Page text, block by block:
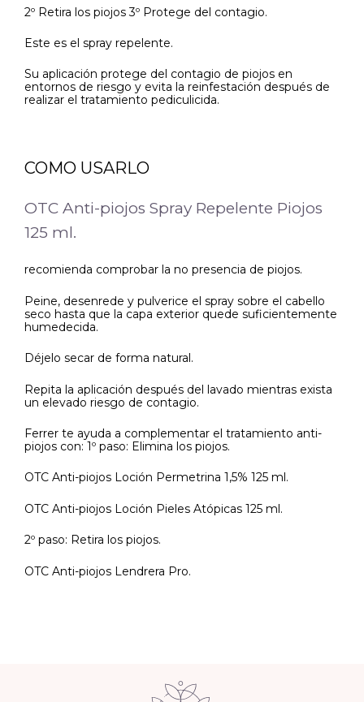
2º Retira los piojos 3º Protege del contagio.
Este es el spray repelente.
Su aplicación protege del contagio de piojos en
entornos de riesgo y evita la reinfestación después de
realizar el tratamiento pediculicida.
COMO USARLO
OTC Anti-piojos Spray Repelente Piojos
125 ml.
recomienda comprobar la no presencia de piojos.
Peine, desenrede y pulverice el spray sobre el cabello
seco hasta que la capa exterior quede suficientemente
humedecida.
Déjelo secar de forma natural.
Repita la aplicación después del lavado mientras exista
un elevado riesgo de contagio.
Ferrer te ayuda a complementar el tratamiento anti-
piojos con: 1º paso: Elimina los piojos.
OTC Anti-piojos Loción Permetrina 1,5% 125 ml.
OTC Anti-piojos Loción Pieles Atópicas 125 ml.
2º paso: Retira los piojos.
OTC Anti-piojos Lendrera Pro.